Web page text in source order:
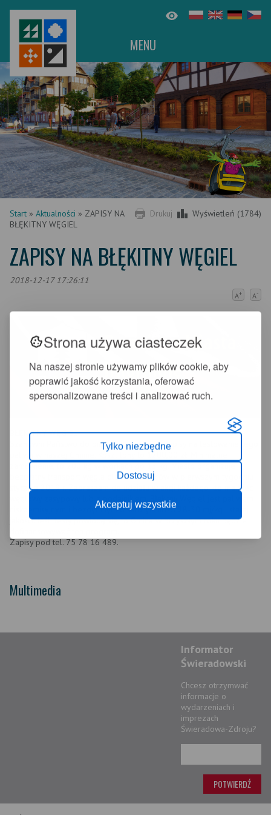
Strona używa ciasteczek
Na naszej stronie używamy plików cookie, aby
poprawić jakość korzystania, oferować
spersonalizowane treści i analizować ruch.
Tylko niezbędne
Dostosuj
Akceptuj wszystkie
MENU
Drukuj Wyświetleń (1784)
Start » Aktualności » ZAPISY NA
BŁĘKITNY WĘGIEL
ZAPISY NA BŁĘKITNY WĘGIEL
2018-12-17 17:26:11
A+ A-
BŁĘKITNY WĘGIEL
Szanowni Państwo do piątku przyjmujemy zapisy na testowanie tego
paliwa w naszej Gminie. Koszt tony to 1200,00 zł. Minimalne
zamówienie, to 200 kg w workach po 13 kg. Miasto organizuje
bezpłatny transport węgla dla mieszkańców w pierwszym tygodniu
stycznia 2019 r. Zapraszam do udziału w akcji każdego kto ma piec
węglowy zasypowy lub z podajnikiem. Błękitny Węgiel jest paliwem
niskoemisyjnym i bezdymnym o kaloryczności 28-30 mj/kg i stałej
jakości. Jeśli testy powiodą się, to Gmina w przyszłym roku będzie
Zapisy pod tel. 75 78 16 489.
Multimedia
Informator
Świeradowski
Chcesz otrzymwać
informacje o
wydarzeniach i
imprezach
Świeradowa-Zdroju?